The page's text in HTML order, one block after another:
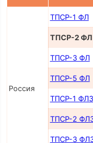
Россия
ТПСР-1 ФЛ
ТПСР-2 ФЛ
ТПСР-3 ФЛ
ТПСР-5 ФЛ
ТПСР-1 ФЛЗ
ТПСР-2
ТПСР-3